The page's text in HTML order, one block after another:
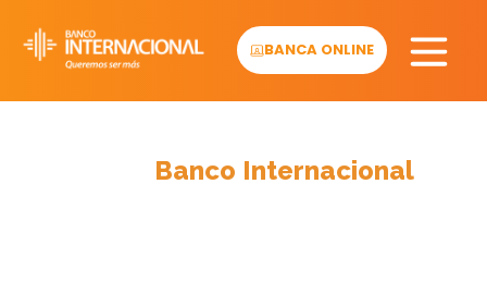
content
BANCA ONLINE
Banco Internacional